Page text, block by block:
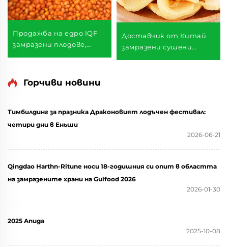
Продажба на едро IQF
замразени плодове,
опаковка от 10 кг,
Доставчик от Китай
замразени сушени
Горчиви новини
Тимбилдинг за празника Драконовият лодъчен фестивал:
четири дни в Еньши
2026-06-21
Qingdao Harthn-Ritune носи 18-годишния си опит в областта
на замразените храни на Gulfood 2026
2026-01-30
2025 Anuga
2025-10-08